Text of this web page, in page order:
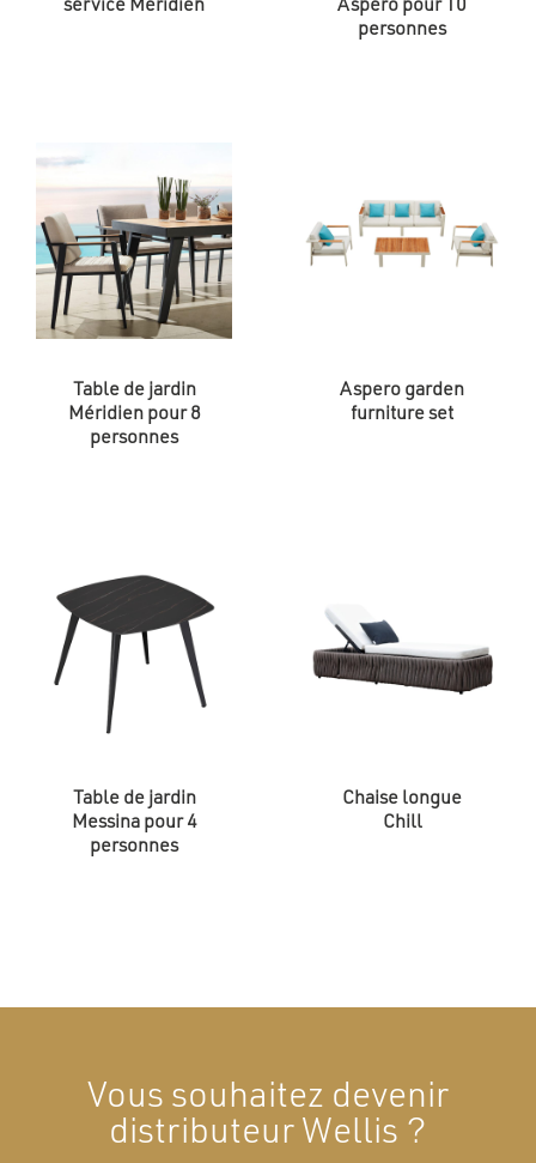
service Méridien
Aspero pour 10
personnes
Table de jardin
Méridien pour 8
personnes
Aspero garden
furniture set
Table de jardin
Messina pour 4
personnes
Chaise longue
Chill
Vous souhaitez devenir
distributeur Wellis ?